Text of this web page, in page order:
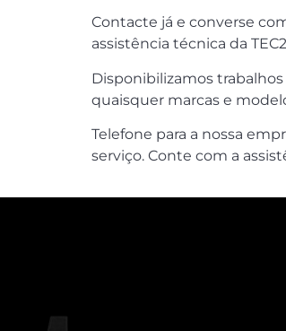
Contacte já e converse
assistência técnica da
Disponibilizamos
quaisquer marcas e
Telefone para a nossa
serviço. Conte com a